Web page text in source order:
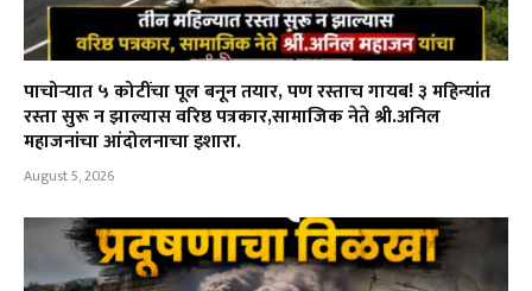
पाचोऱ्यात ५ कोटींचा पूल बनून तयार, पण रस्ताच गायब! ३ महिन्यांत
रस्ता सुरू न झाल्यास वरिष्ठ पत्रकार,सामाजिक नेते श्री.अनिल
महाजनांचा आंदोलनाचा इशारा.
August 5, 2026